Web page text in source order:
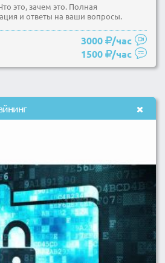
это, зачем это. Полная
и ответы на ваши вопросы.
3000
/час
1500
/час